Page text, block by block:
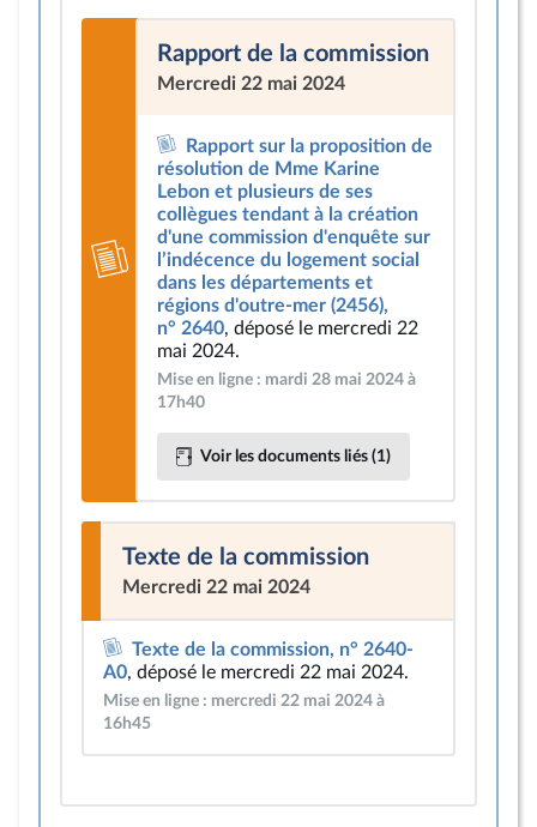
Rapport de la commission
Mercredi 22 mai 2024
Rapport sur la proposition de
résolution de Mme Karine
Lebon et plusieurs de ses
collègues tendant à la création
d'une commission d'enquête sur
l’indécence du logement social
dans les départements et
régions d'outre-mer (2456),
n° 2640, déposé le mercredi 22
mai 2024.
Mise en ligne : mardi 28 mai 2024 à
17h40
Voir les documents liés (1)
Texte de la commission
Mercredi 22 mai 2024
Texte de la commission, n° 2640-
A0, déposé le mercredi 22 mai 2024.
Mise en ligne : mercredi 22 mai 2024 à
16h45